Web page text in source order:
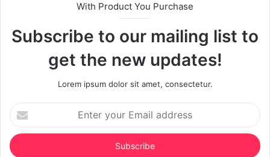
With Product You Purchase
Subscribe to our mailing list to
get the new updates!
Lorem ipsum dolor sit amet, consectetur.
Enter
your
Email
address